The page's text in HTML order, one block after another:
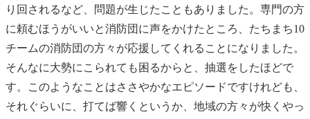
り回されるなど、問題が生じたこともありました。専門の方
に頼むほうがいいと消防団に声をかけたところ、たちまち10
チームの消防団の方々が応援してくれることになりました。
そんなに大勢にこられても困るからと、抽選をしたほどで
す。このようなことはささやかなエピソードですけれども、
それぐらいに、打てば響くというか、地域の方々が快くやっ